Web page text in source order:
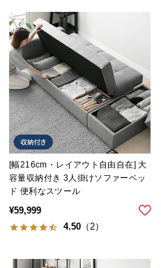
[幅216cm・レイアウト自由自在] 大
容量収納付き 3人掛けソファーベッ
ド 便利なスツール
¥59,999
4.50 （2）